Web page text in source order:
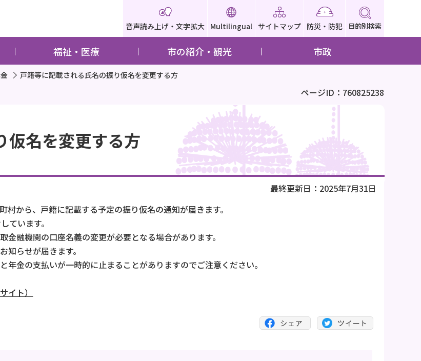
音声読み上げ・文字拡大 Multilingual サイトマップ 防災・防犯 目的別検索
福祉・医療 市の紹介・観光 市政
戸籍等に記載される氏名の振り仮名を変更する方
ページID：760825238
仮名を変更する方
最終更新日：2025年7月31日
から、戸籍に記載する予定の振り仮名の通知が届きます。
ています。
融機関の口座名義の変更が必要となる場合があります。
らせが届きます。
金の支払いが一時的に止まることがありますのでご注意ください。
イト）